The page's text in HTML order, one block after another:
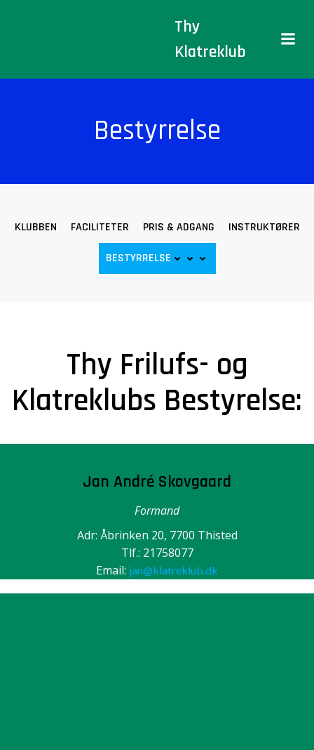
Thy
Klatreklub
Bestyrrelse
KLUBBEN FACILITETER PRIS & ADGANG INSTRUKTØRER
BESTYRRELSE
Thy Frilufs- og
Klatreklubs Bestyrelse:
Jan André Skovgaard
Formand
Adr: Åbrinken 20, 7700 Thisted
Tlf.: 21758077
Email: jan@klatreklub.dk